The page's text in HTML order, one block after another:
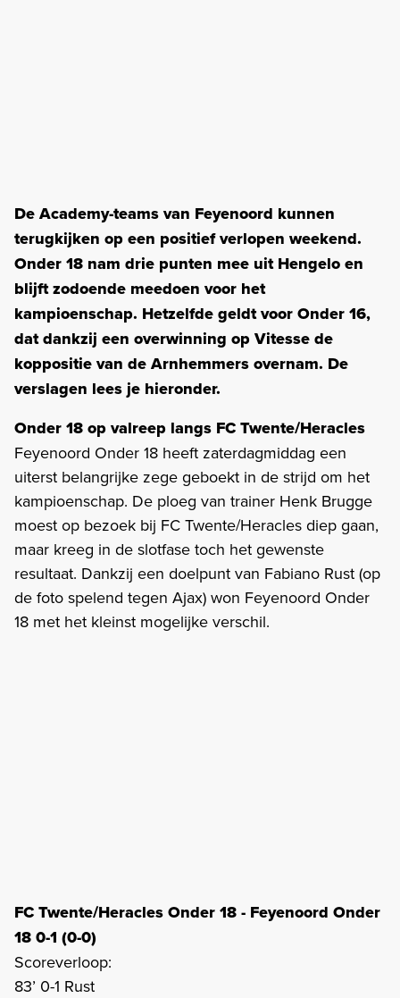
De Academy-teams van Feyenoord kunnen
terugkijken op een positief verlopen weekend.
Onder 18 nam drie punten mee uit Hengelo en
blijft zodoende meedoen voor het
kampioenschap. Hetzelfde geldt voor Onder 16,
dat dankzij een overwinning op Vitesse de
koppositie van de Arnhemmers overnam. De
verslagen lees je hieronder.
Onder 18 op valreep langs FC Twente/Heracles
Feyenoord Onder 18 heeft zaterdagmiddag een
uiterst belangrijke zege geboekt in de strijd om het
kampioenschap. De ploeg van trainer Henk Brugge
moest op bezoek bij FC Twente/Heracles diep gaan,
maar kreeg in de slotfase toch het gewenste
resultaat. Dankzij een doelpunt van Fabiano Rust (op
de foto spelend tegen Ajax) won Feyenoord Onder
18 met het kleinst mogelijke verschil.
FC Twente/Heracles Onder 18 - Feyenoord Onder
18 0-1 (0-0)
Scoreverloop:
83’ 0-1 Rust